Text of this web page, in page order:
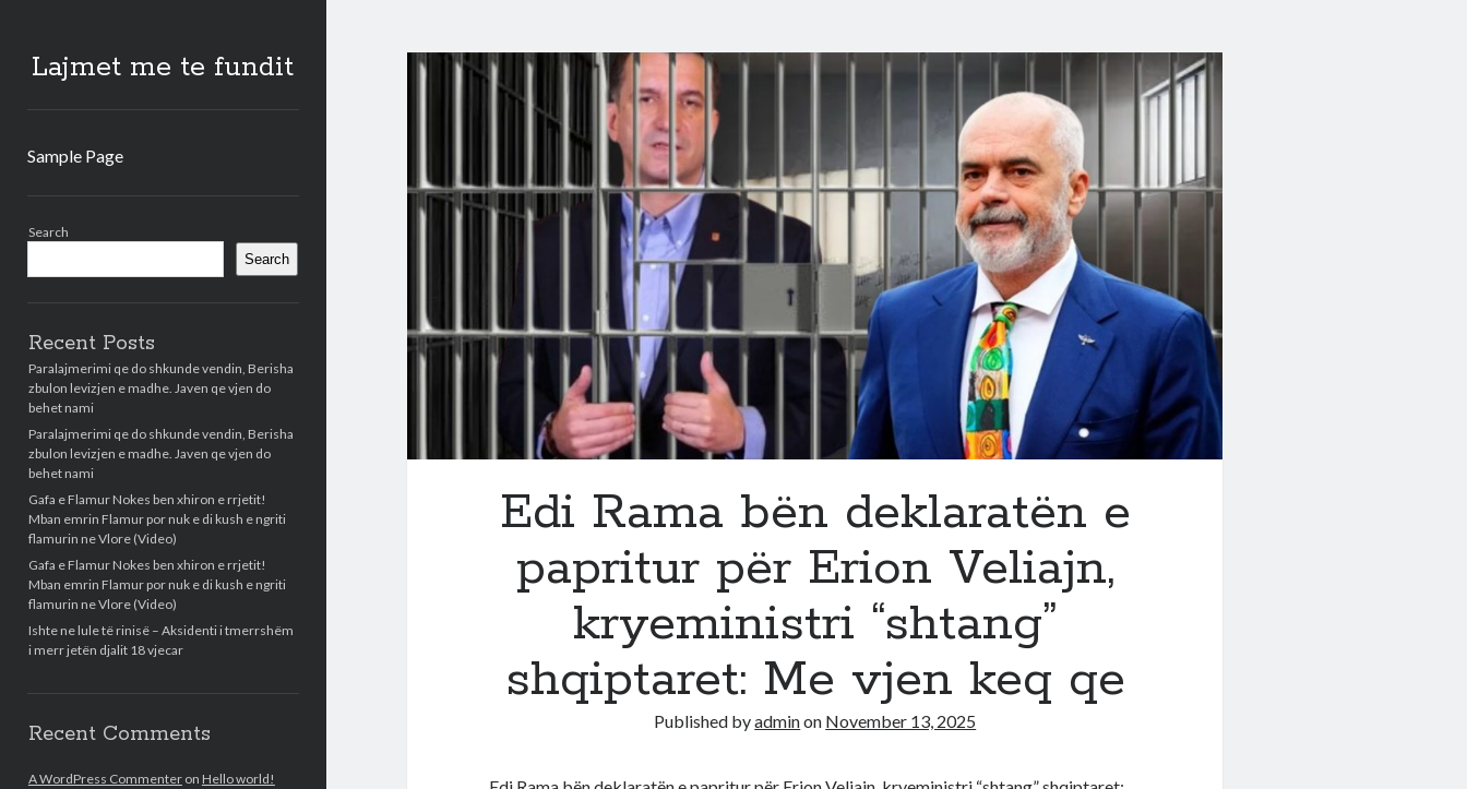
Lajmet me te fundit
Sample Page
Search
Search
Recent Posts
Paralajmerimi qe do shkunde vendin, Berisha
zbulon levizjen e madhe. Javen qe vjen do
behet nami
Paralajmerimi qe do shkunde vendin, Berisha
zbulon levizjen e madhe. Javen qe vjen do
behet nami
Gafa e Flamur Nokes ben xhiron e rrjetit!
Mban emrin Flamur por nuk e di kush e ngriti
flamurin ne Vlore (Video)
Gafa e Flamur Nokes ben xhiron e rrjetit!
Mban emrin Flamur por nuk e di kush e ngriti
flamurin ne Vlore (Video)
Ishte ne lule të rinisë – Aksidenti i tmerrshëm
i merr jetën djalit 18 vjecar
Recent Comments
A WordPress Commenteron Hello world!
Edi Rama bën deklaratën e
papritur për Erion Veliajn,
kryeministri “shtang”
shqiptaret: Me vjen keq qe
Published byadminon November 13, 2025